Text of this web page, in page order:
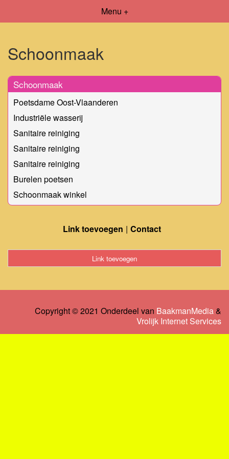
Menu +
Schoonmaak
Schoonmaak
Poetsdame Oost-Vlaanderen
Industriële wasserij
Sanitaire reiniging
Sanitaire reiniging
Sanitaire reiniging
Burelen poetsen
Schoonmaak winkel
Link toevoegen Contact
Link toevoegen
Copyright © 2021 Onderdeel van BaakmanMedia&
Vrolijk Internet Services